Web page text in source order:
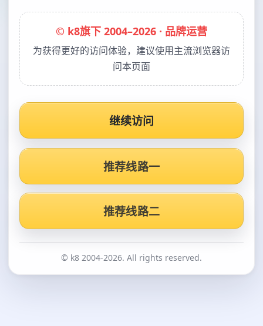
© k8旗下 2004–2026 · 品牌运营
为获得更好的访问体验，建议使用主流浏览器访
问本页面
继续访问
推荐线路一
推荐线路二
© k8 2004-2026. All rights reserved.